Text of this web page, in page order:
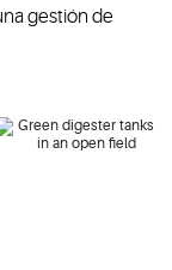
gestión de